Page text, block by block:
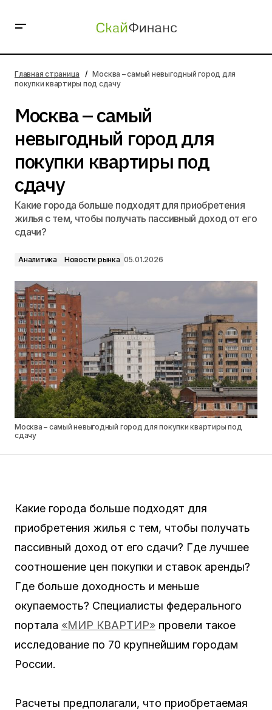
квартиры под сдачу
Главная страница
Москва – самый невыгодный город для
покупки квартиры под сдачу
Москва – самый
невыгодный город для
покупки квартиры под
сдачу
Какие города больше подходят для приобретения
жилья с тем, чтобы получать пассивный доход от его
сдачи?
Аналитика Новости рынка 05.01.2026
Москва – самый невыгодный город для покупки квартиры под
сдачу
Какие города больше подходят для
приобретения жилья с тем, чтобы получать
пассивный доход от его сдачи? Где лучшее
соотношение цен покупки и ставок аренды?
Где больше доходность и меньше
окупаемость? Специалисты федерального
портала «МИР КВАРТИР» провели такое
исследование по 70 крупнейшим городам
России.
Расчеты предполагали, что приобретаемая